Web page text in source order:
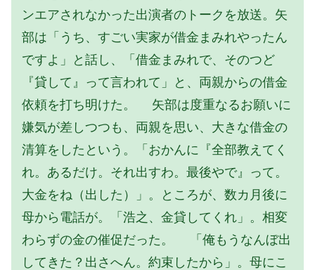
ンエアされなかった出演者のトークを放送。矢
部は「うち、すごい実家が借金まみれやったん
ですよ」と話し、「借金まみれで、そのつど
『貸して』って言われて」と、両親からの借金
依頼を打ち明けた。 矢部は度重なるお願いに
嫌気が差しつつも、両親を思い、大きな借金の
清算をしたという。「おかんに『全部教えてく
れ。あるだけ。それ出すわ。最後やで』って。
大金をね（出した）」。ところが、数カ月後に
母から電話が。「浩之、金貸してくれ」。相変
わらずの金の催促だった。 「俺もうなんぼ出
してきた？出さへん。約束したから」。母にこ